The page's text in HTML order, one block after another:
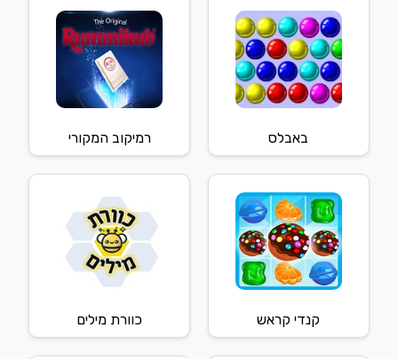
באבלס רמיקוב המקורי
קנדי קראש כוורת מילים